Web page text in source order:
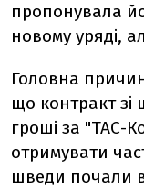
пропонувала
новому уряді,
Головна
що контракт
гроші за "ТАС-
отримувати
шведи почали